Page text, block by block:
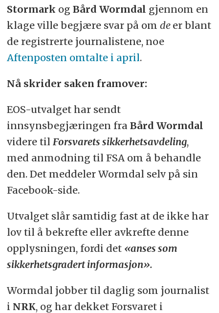
Stormark og Bård Wormdal gjennom en
klage ville begjære svar på om de er blant
de registrerte journalistene, noe
Aftenposten omtalte i april.
Nå skrider saken framover:
EOS-utvalget har sendt
innsynsbegjæringen fra Bård Wormdal
videre til Forsvarets sikkerhetsavdeling,
med anmodning til FSA om å behandle
den. Det meddeler Wormdal selv på sin
Facebook-side.
Utvalget slår samtidig fast at de ikke har
lov til å bekrefte eller avkrefte denne
opplysningen, fordi det «anses som
sikkerhetsgradert informasjon».
Wormdal jobber til daglig som journalist
i NRK, og har dekket Forsvaret i